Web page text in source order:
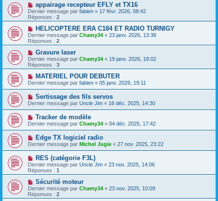
appairage recepteur EFLY et TX16
Dernier message par fabien « 17 févr. 2026, 08:42
Réponses : 2
HELICOPTERE ERA C184 ET RADIO TURNIGY
Dernier message par Chamy34 « 23 janv. 2026, 13:38
Réponses : 2
Gravure laser
Dernier message par Chamy34 « 19 janv. 2026, 18:02
Réponses : 3
MATERIEL POUR DEBUTER
Dernier message par fabien « 05 janv. 2026, 19:11
Sertissage des fils servos
Dernier message par Uncle Jim « 16 déc. 2025, 14:30
Tracker de modèle
Dernier message par Chamy34 « 04 déc. 2025, 17:42
Edge TX logiciel radio
Dernier message par Michel Jugie « 27 nov. 2025, 23:22
RES (catégorie F3L)
Dernier message par Uncle Jim « 23 nov. 2025, 14:06
Réponses : 1
Sécurité moteur
Dernier message par Chamy34 « 23 nov. 2025, 10:09
Réponses : 2